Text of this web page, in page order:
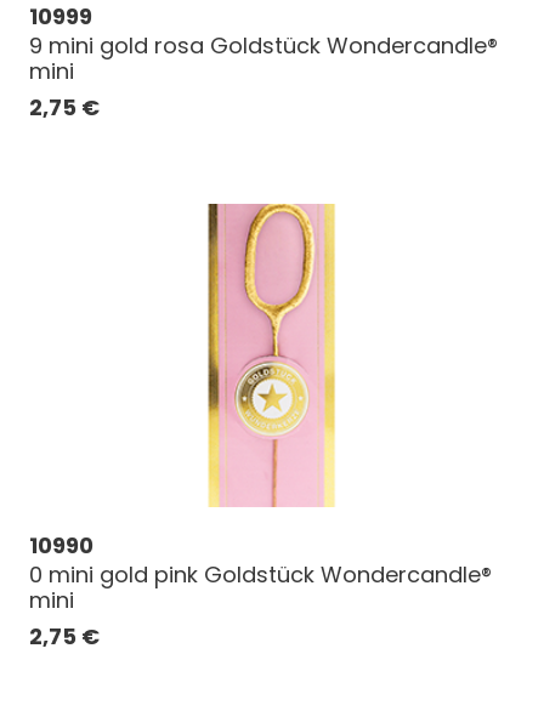
10999
9 mini gold rosa Goldstück Wondercandle®
mini
2,75 €
10990
0 mini gold pink Goldstück Wondercandle®
mini
2,75 €